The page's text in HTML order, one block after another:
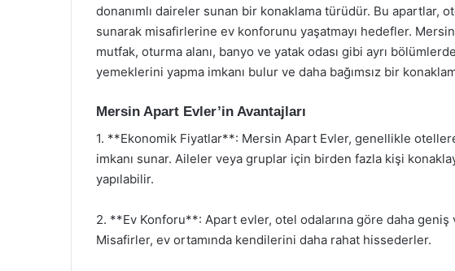
donanımlı daireler sunan bir konaklama türüdür. Bu apartlar,
sunarak misafirlerine ev konforunu yaşatmayı hedefler.
mutfak, oturma alanı, banyo ve yatak odası gibi ayrı
yemeklerini yapma imkanı bulur ve daha bağımsız bir
Mersin Apart Evler’in Avantajları
1. **Ekonomik Fiyatlar**: Mersin Apart Evler, genellikle
imkanı sunar. Aileler veya gruplar için birden fazla kişi
yapılabilir.
2. **Ev Konforu**: Apart evler, otel odalarına göre daha geniş
Misafirler, ev ortamında kendilerini daha rahat hissederler.